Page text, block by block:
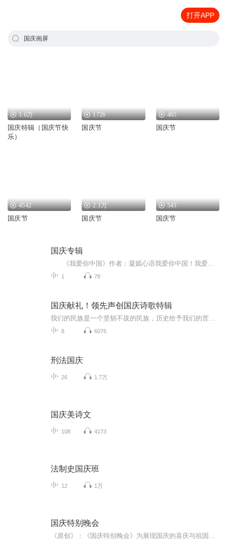
打开APP
国庆画屏
1.6万
国庆特辑（国庆节快
乐）
1726
国庆节
465
国庆节
4542
国庆节
2.1万
国庆节
543
国庆节
国庆专辑
1 78
国庆献礼！领先声创国庆诗歌特辑
8 6076
刑法国庆
26 1.7万
国庆美诗文
108 4173
法制史国庆班
12 1万
国庆特别晚会